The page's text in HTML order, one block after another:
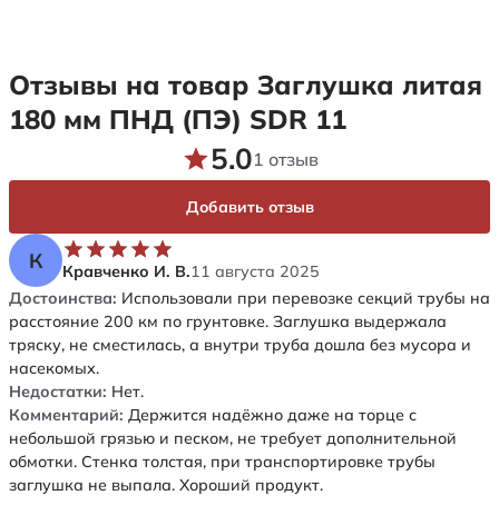
Отзывы на товар Заглушка литая
180 мм ПНД (ПЭ) SDR 11
К Кравченко И. В.11 августа 2025
Достоинства: Использовали при перевозке секций трубы на
расстояние 200 км по грунтовке. Заглушка выдержала
тряску, не сместилась, а внутри труба дошла без мусора и
насекомых.
Недостатки: Нет.
Комментарий: Держится надёжно даже на торце с
небольшой грязью и песком, не требует дополнительной
обмотки. Стенка толстая, при транспортировке трубы
заглушка не выпала. Хороший продукт.
5.01 отзыв
Добавить отзыв